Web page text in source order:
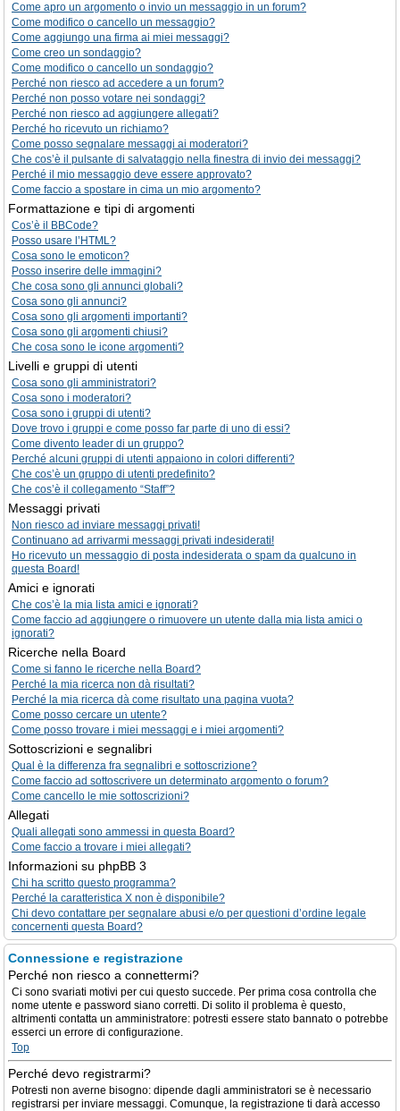
Come apro un argomento o invio un messaggio in un forum?
Come modifico o cancello un messaggio?
Come aggiungo una firma ai miei messaggi?
Come creo un sondaggio?
Come modifico o cancello un sondaggio?
Perché non riesco ad accedere a un forum?
Perché non posso votare nei sondaggi?
Perché non riesco ad aggiungere allegati?
Perché ho ricevuto un richiamo?
Come posso segnalare messaggi ai moderatori?
Che cos’è il pulsante di salvataggio nella finestra di invio dei messaggi?
Perché il mio messaggio deve essere approvato?
Come faccio a spostare in cima un mio argomento?
Formattazione e tipi di argomenti
Cos’è il BBCode?
Posso usare l’HTML?
Cosa sono le emoticon?
Posso inserire delle immagini?
Che cosa sono gli annunci globali?
Cosa sono gli annunci?
Cosa sono gli argomenti importanti?
Cosa sono gli argomenti chiusi?
Che cosa sono le icone argomenti?
Livelli e gruppi di utenti
Cosa sono gli amministratori?
Cosa sono i moderatori?
Cosa sono i gruppi di utenti?
Dove trovo i gruppi e come posso far parte di uno di essi?
Come divento leader di un gruppo?
Perché alcuni gruppi di utenti appaiono in colori differenti?
Che cos’è un gruppo di utenti predefinito?
Che cos’è il collegamento “Staff”?
Messaggi privati
Non riesco ad inviare messaggi privati!
Continuano ad arrivarmi messaggi privati indesiderati!
Ho ricevuto un messaggio di posta indesiderata o spam da qualcuno in
questa Board!
Amici e ignorati
Che cos’è la mia lista amici e ignorati?
Come faccio ad aggiungere o rimuovere un utente dalla mia lista amici o
ignorati?
Ricerche nella Board
Come si fanno le ricerche nella Board?
Perché la mia ricerca non dà risultati?
Perché la mia ricerca dà come risultato una pagina vuota?
Come posso cercare un utente?
Come posso trovare i miei messaggi e i miei argomenti?
Sottoscrizioni e segnalibri
Qual è la differenza fra segnalibri e sottoscrizione?
Come faccio ad sottoscrivere un determinato argomento o forum?
Come cancello le mie sottoscrizioni?
Allegati
Quali allegati sono ammessi in questa Board?
Come faccio a trovare i miei allegati?
Informazioni su phpBB 3
Chi ha scritto questo programma?
Perché la caratteristica X non è disponibile?
Chi devo contattare per segnalare abusi e/o per questioni d’ordine legale
concernenti questa Board?
Connessione e registrazione
Perché non riesco a connettermi?
Ci sono svariati motivi per cui questo succede. Per prima cosa controlla che
nome utente e password siano corretti. Di solito il problema è questo,
altrimenti contatta un amministratore: potresti essere stato bannato o potrebbe
esserci un errore di configurazione.
Top
Perché devo registrarmi?
Potresti non averne bisogno: dipende dagli amministratori se è necessario
registrarsi per inviare messaggi. Comunque, la registrazione ti darà accesso